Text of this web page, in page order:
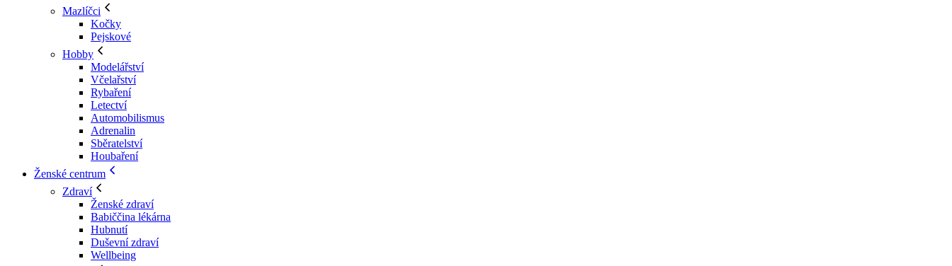
Mazlíčci
Kočky
Pejskové
Hobby
Modelářství
Včelařství
Rybaření
Letectví
Automobilismus
Adrenalin
Sběratelství
Houbaření
Ženské centrum
Zdraví
Ženské zdraví
Babiččina lékárna
Hubnutí
Duševní zdraví
Wellbeing